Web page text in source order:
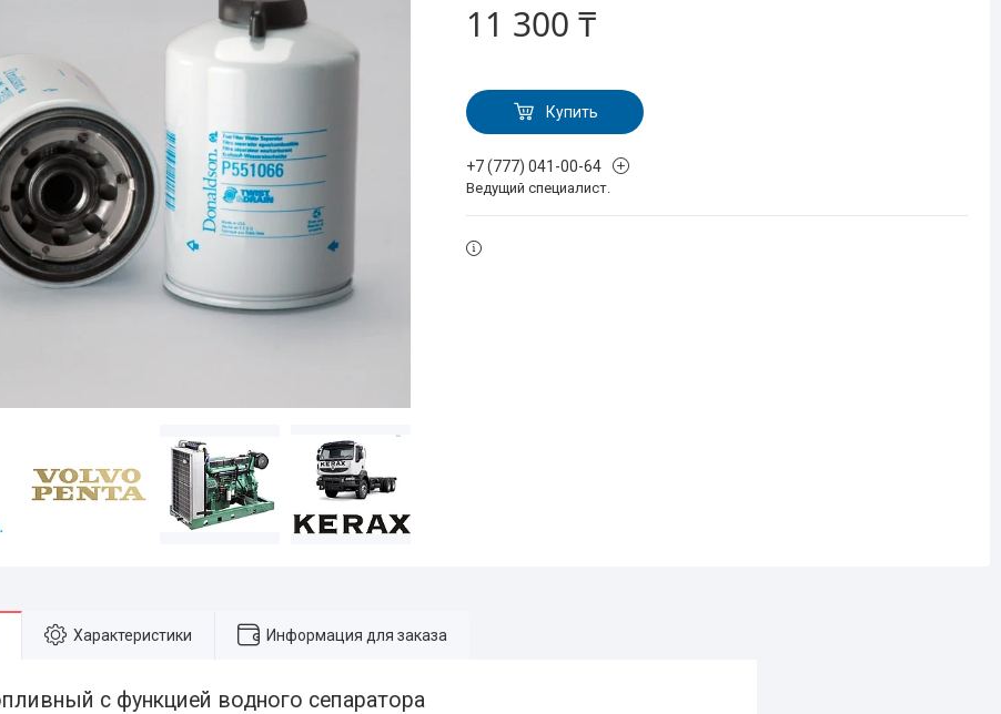
11 300 ₸
Купить
+7 (777) 041-00-64
Ведущий специалист.
Характеристики Информация для заказа
с функцией водного сепаратора